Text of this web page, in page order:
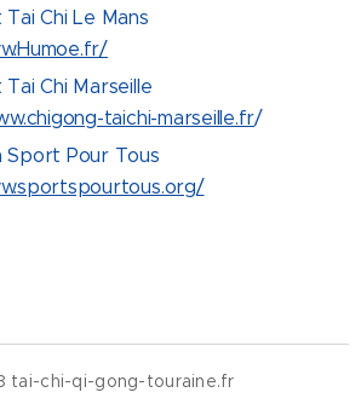
Chi Le Mans
Chi Marseille
taichi-marseille.fr/
Sport Pour Tous
tai-chi-qi-gong-touraine.fr